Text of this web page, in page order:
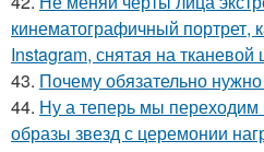
кинематографичный портрет,
Instagram, снятая на
43. Почему обязательно
44. Ну а теперь мы переходим
образы звезд с церемонии